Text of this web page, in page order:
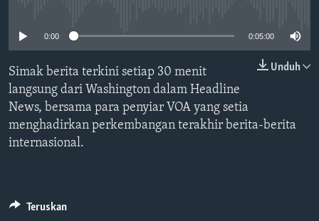
Bahasa-bahasa
0:00 0:05:00
Unduh
Simak berita terkini setiap 30 menit
langsung dari Washington dalam Headline
News, bersama para penyiar VOA yang setia
menghadirkan perkembangan terakhir berita-berita
internasional.
Teruskan